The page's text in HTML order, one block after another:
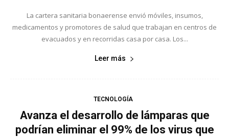
La cartera sanitaria bonaerense envió móviles, insumos,
medicamentos y promotores de salud que trabajan en centros de
evacuados y en recorridas casa por casa. Los...
Leer más
TECNOLOGÍA
Avanza el desarrollo de lámparas que
podrían eliminar el 99% de los virus que